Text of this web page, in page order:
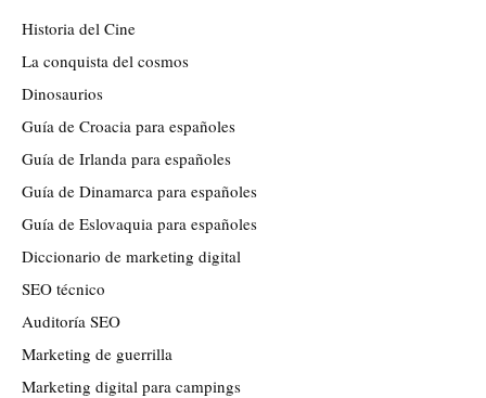
Historia del Cine
La conquista del cosmos
Dinosaurios
Guía de Croacia para españoles
Guía de Irlanda para españoles
Guía de Dinamarca para españoles
Guía de Eslovaquia para españoles
Diccionario de marketing digital
SEO técnico
Auditoría SEO
Marketing de guerrilla
Marketing digital para campings